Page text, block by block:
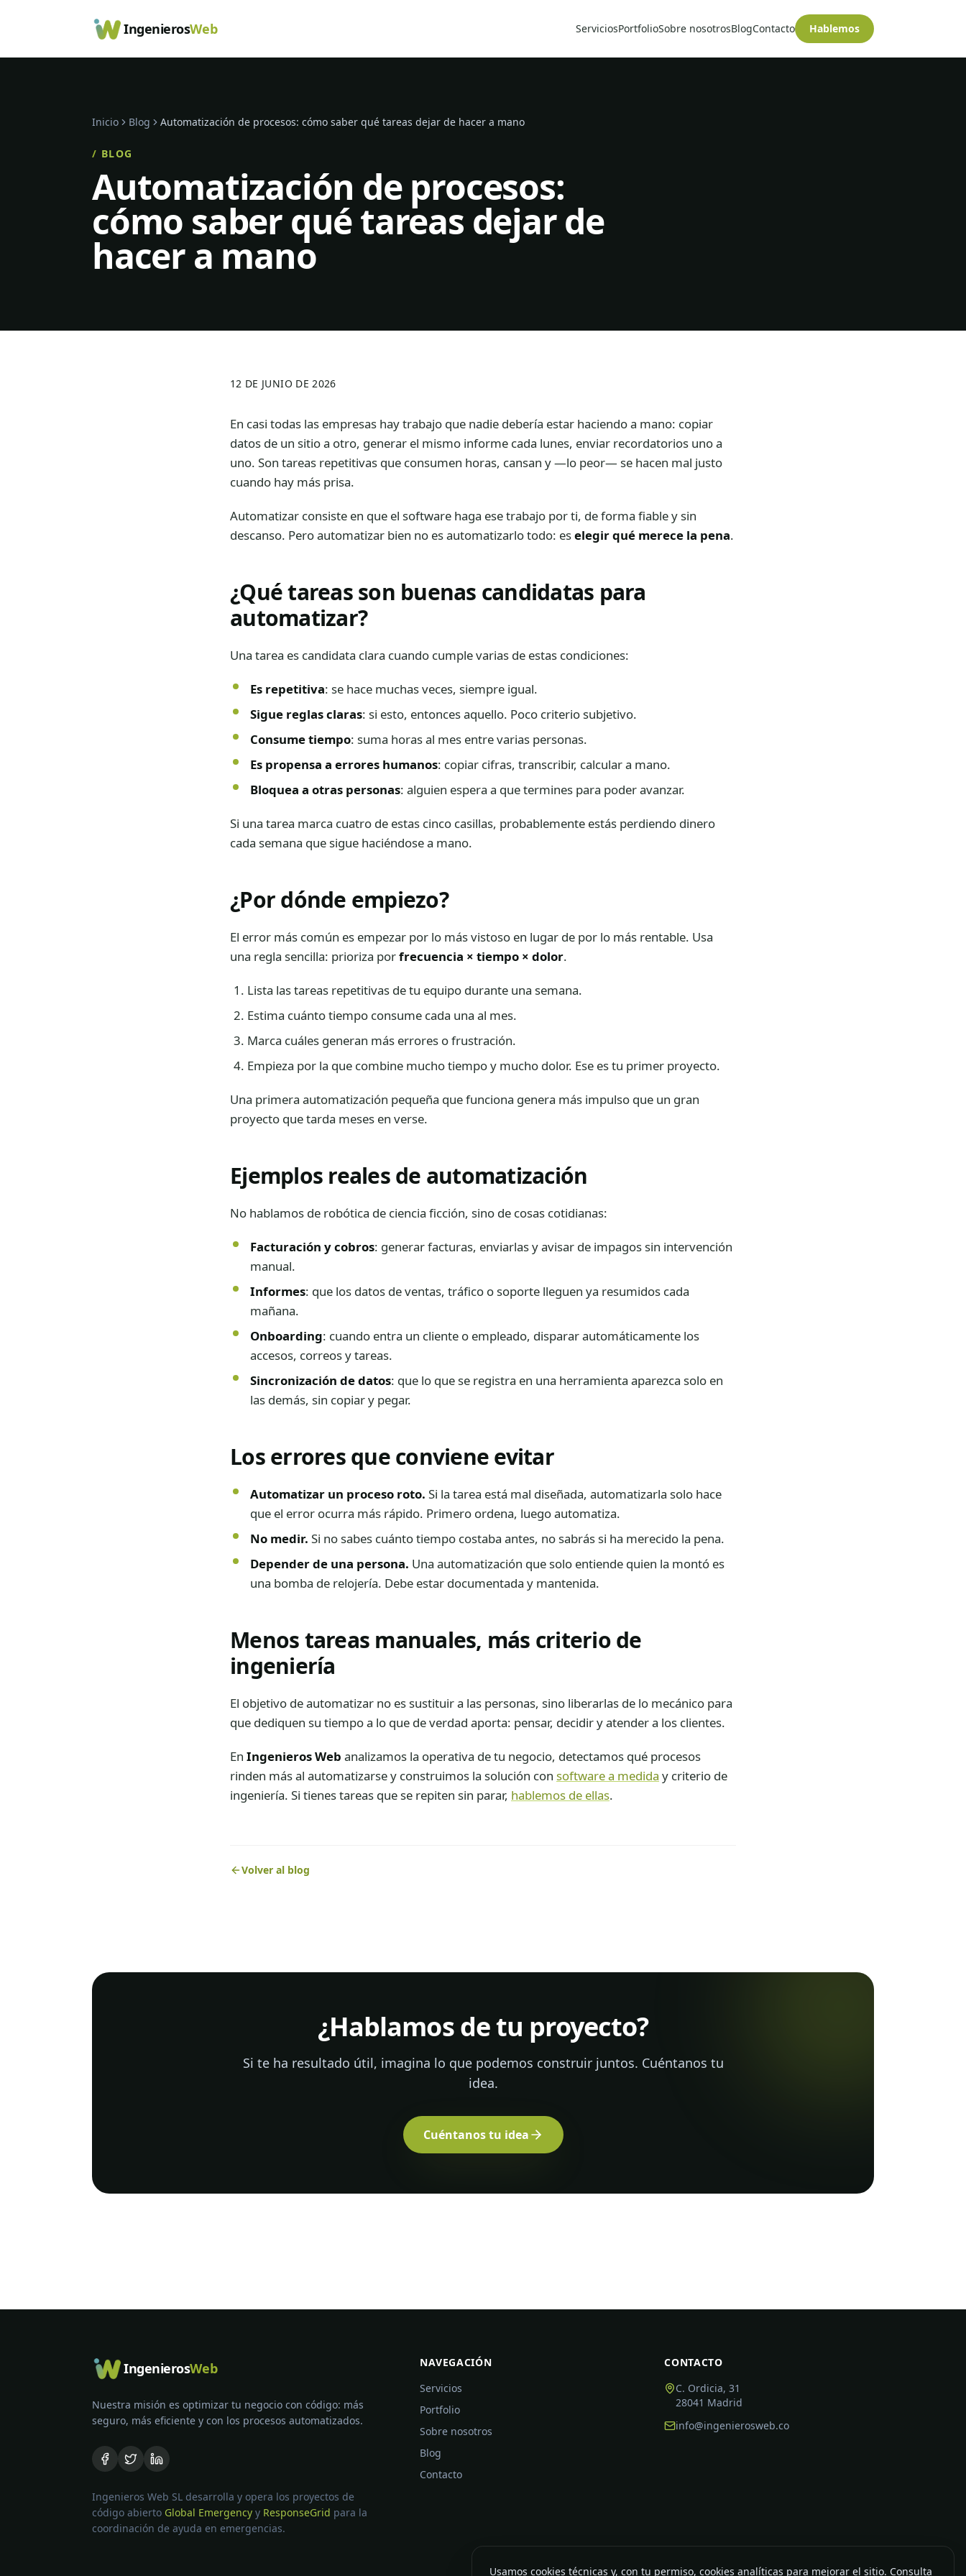
IngenierosWeb ServiciosPortfolioSobre nosotrosBlogContacto Hablemos
Inicio Blog Automatización de procesos: cómo saber qué tareas dejar de hacer a mano
/ BLOG
Automatización de procesos:
cómo saber qué tareas dejar de
hacer a mano
12 DE JUNIO DE 2026
En casi todas las empresas hay trabajo que nadie debería estar haciendo a mano: copiar
datos de un sitio a otro, generar el mismo informe cada lunes, enviar recordatorios uno a
uno. Son tareas repetitivas que consumen horas, cansan y —lo peor— se hacen mal justo
cuando hay más prisa.
Automatizar consiste en que el software haga ese trabajo por ti, de forma fiable y sin
descanso. Pero automatizar bien no es automatizarlo todo: eselegir qué merece la pena.
¿Qué tareas son buenas candidatas para
automatizar?
Una tarea es candidata clara cuando cumple varias de estas condiciones:
Es repetitiva: se hace muchas veces, siempre igual.
Sigue reglas claras: si esto, entonces aquello. Poco criterio subjetivo.
Consume tiempo: suma horas al mes entre varias personas.
Es propensa a errores humanos: copiar cifras, transcribir, calcular a mano.
Bloquea a otras personas: alguien espera a que termines para poder avanzar.
Si una tarea marca cuatro de estas cinco casillas, probablemente estás perdiendo dinero
cada semana que sigue haciéndose a mano.
¿Por dónde empiezo?
El error más común es empezar por lo más vistoso en lugar de por lo más rentable. Usa
una regla sencilla: prioriza porfrecuencia × tiempo × dolor.
Lista las tareas repetitivas de tu equipo durante una semana.
Estima cuánto tiempo consume cada una al mes.
Marca cuáles generan más errores o frustración.
Empieza por la que combine mucho tiempo y mucho dolor. Ese es tu primer proyecto.
Una primera automatización pequeña que funciona genera más impulso que un gran
proyecto que tarda meses en verse.
Ejemplos reales de automatización
No hablamos de robótica de ciencia ficción, sino de cosas cotidianas:
Facturación y cobros: generar facturas, enviarlas y avisar de impagos sin intervención
manual.
Informes: que los datos de ventas, tráfico o soporte lleguen ya resumidos cada
mañana.
Onboarding: cuando entra un cliente o empleado, disparar automáticamente los
accesos, correos y tareas.
Sincronización de datos: que lo que se registra en una herramienta aparezca solo en
las demás, sin copiar y pegar.
Los errores que conviene evitar
Automatizar un proceso roto. Si la tarea está mal diseñada, automatizarla solo hace
que el error ocurra más rápido. Primero ordena, luego automatiza.
No medir. Si no sabes cuánto tiempo costaba antes, no sabrás si ha merecido la pena.
Depender de una persona. Una automatización que solo entiende quien la montó es
una bomba de relojería. Debe estar documentada y mantenida.
Menos tareas manuales, más criterio de
ingeniería
El objetivo de automatizar no es sustituir a las personas, sino liberarlas de lo mecánico para
que dediquen su tiempo a lo que de verdad aporta: pensar, decidir y atender a los clientes.
En Ingenieros Web analizamos la operativa de tu negocio, detectamos qué procesos
rinden más al automatizarse y construimos la solución con software a medida y criterio de
ingeniería. Si tienes tareas que se repiten sin parar, hablemos de ellas.
Volver al blog
¿Hablamos de tu proyecto?
Si te ha resultado útil, imagina lo que podemos construir juntos. Cuéntanos tu
idea.
Cuéntanos tu idea
IngenierosWeb
Nuestra misión es optimizar tu negocio con código: más
seguro, más eficiente y con los procesos automatizados.
Ingenieros Web SL desarrolla y opera los proyectos de
código abierto Global Emergency y ResponseGrid para la
coordinación de ayuda en emergencias.
NAVEGACIÓN
Servicios
Portfolio
Sobre nosotros
Blog
Contacto
CONTACTO
C. Ordicia, 31
28041 Madrid
info@ingenierosweb.co
Usamos cookies técnicas y, con tu permiso, cookies analíticas para mejorar el sitio. Consulta